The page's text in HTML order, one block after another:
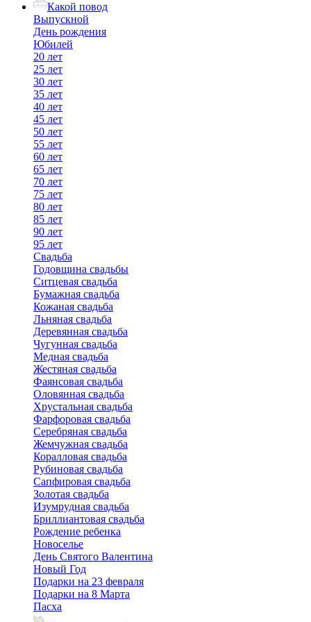
Какой повод
Выпускной
День рождения
Юбилей
20 лет
25 лет
30 лет
35 лет
40 лет
45 лет
50 лет
55 лет
60 лет
65 лет
70 лет
75 лет
80 лет
85 лет
90 лет
95 лет
Свадьба
Годовщина свадьбы
Ситцевая свадьба
Бумажная свадьба
Кожаная свадьба
Льняная свадьба
Деревянная свадьба
Чугунная свадьба
Медная свадьба
Жестяная свадьба
Фаянсовая свадьба
Оловянная свадьба
Хрустальная свадьба
Фарфоровая свадьба
Серебряная свадьба
Жемчужная свадьба
Коралловая свадьба
Рубиновая свадьба
Сапфировая свадьба
Золотая свадьба
Изумрудная свадьба
Бриллиантовая свадьба
Рождение ребенка
Новоселье
День Святого Валентина
Новый Год
Подарки на 23 февраля
Подарки на 8 Марта
Пасха